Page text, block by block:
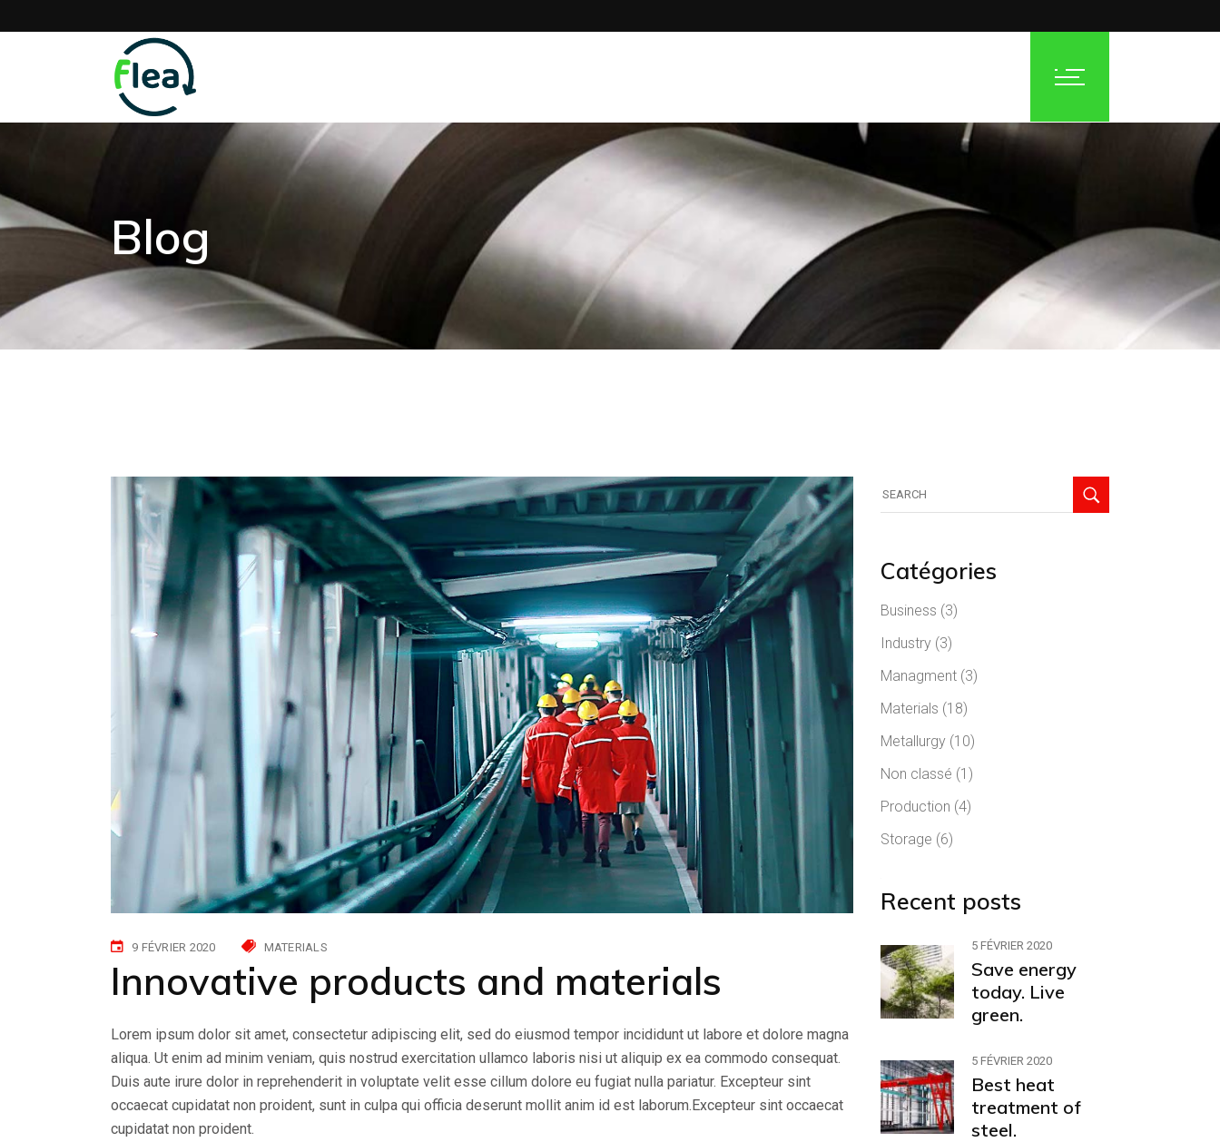
Blog
9 FÉVRIER 2020 MATERIALS
Innovative products and materials
Lorem ipsum dolor sit amet, consectetur adipiscing elit, sed do eiusmod tempor incididunt ut labore et dolore magna
aliqua. Ut enim ad minim veniam, quis nostrud exercitation ullamco laboris nisi ut aliquip ex ea commodo consequat.
Duis aute irure dolor in reprehenderit in voluptate velit esse cillum dolore eu fugiat nulla pariatur. Excepteur sint
occaecat cupidatat non proident, sunt in culpa qui officia deserunt mollit anim id est laborum.Excepteur sint occaecat
cupidatat non proident.
Catégories
Business (3)
Industry(3)
Managment(3)
Materials (18)
Metallurgy(10)
Non classé (1)
Production (4)
Storage (6)
Recent posts
5 FÉVRIER 2020
Save energy
today. Live
green.
5 FÉVRIER 2020
Best heat
treatment of
steel.